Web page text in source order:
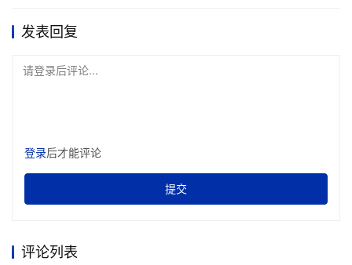
发表回复
请登录后评论...
登录后才能评论
提交
评论列表